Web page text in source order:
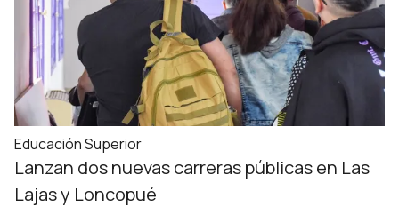
Educación Superior
Lanzan dos nuevas carreras públicas en Las
Lajas y Loncopué